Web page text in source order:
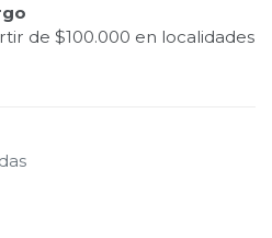
de $100.000 en localidades